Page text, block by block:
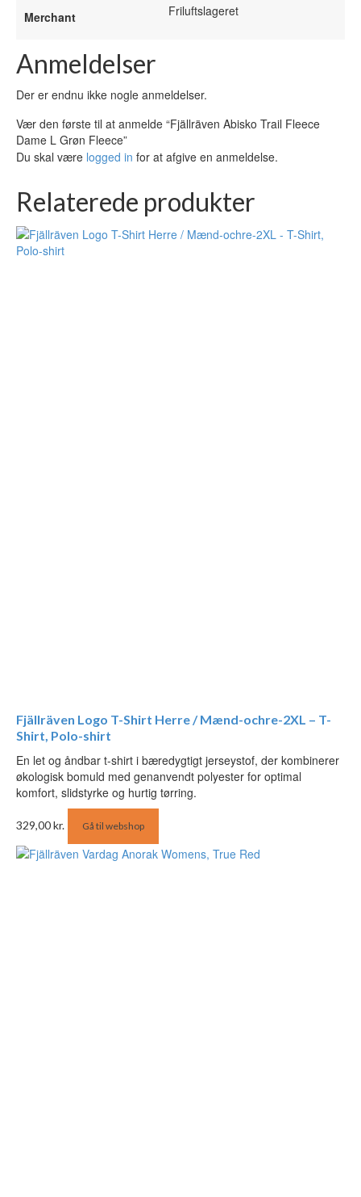
Merchant Friluftslageret
Anmeldelser
Der er endnu ikke nogle anmeldelser.
Vær den første til at anmelde “Fjällräven Abisko Trail Fleece
Dame L Grøn Fleece”
Du skal være logged in for at afgive en anmeldelse.
Relaterede produkter
Fjällräven Logo T-Shirt Herre / Mænd-ochre-2XL – T-
Shirt, Polo-shirt
En let og åndbar t-shirt i bæredygtigt jerseystof, der kombinerer
økologisk bomuld med genanvendt polyester for optimal
komfort, slidstyrke og hurtig tørring.
329,00kr. Gå til webshop